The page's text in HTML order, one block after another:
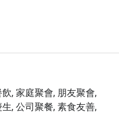
, 家庭聚會, 朋友聚會,
, 公司聚餐, 素食友善,